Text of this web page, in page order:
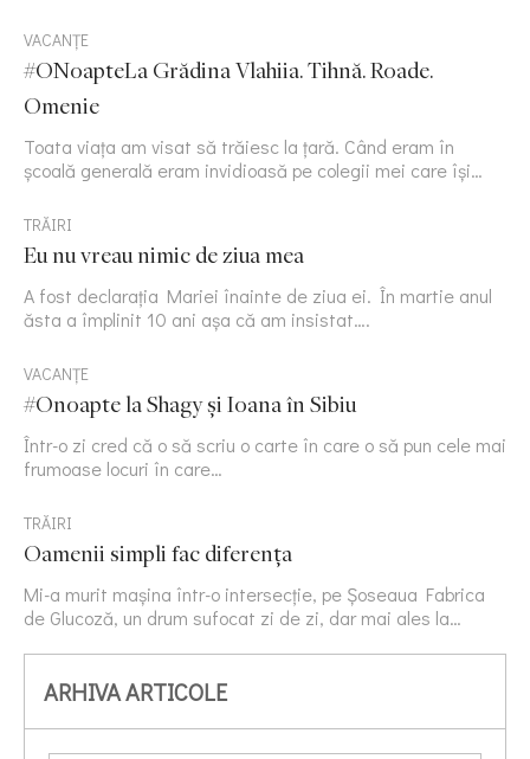
VACANȚE
#ONoapteLa Grădina Vlahiia. Tihnă. Roade.
Omenie
Toata viața am visat să trăiesc la țară. Când eram în
școală generală eram invidioasă pe colegii mei care își…
TRĂIRI
Eu nu vreau nimic de ziua mea
A fost declarația Mariei înainte de ziua ei. În martie anul
ăsta a împlinit 10 ani așa că am insistat….
VACANȚE
#Onoapte la Shagy și Ioana în Sibiu
Într-o zi cred că o să scriu o carte în care o să pun cele mai
frumoase locuri în care…
TRĂIRI
Oamenii simpli fac diferența
Mi-a murit mașina într-o intersecție, pe Șoseaua Fabrica
de Glucoză, un drum sufocat zi de zi, dar mai ales la…
ARHIVA ARTICOLE